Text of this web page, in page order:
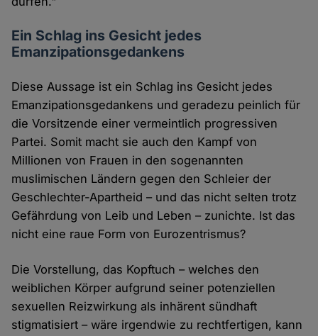
Ein Schlag ins Gesicht jedes
Emanzipationsgedankens
Diese Aussage ist ein Schlag ins Gesicht jedes
Emanzipationsgedankens und geradezu peinlich für
die Vorsitzende einer vermeintlich progressiven
Partei. Somit macht sie auch den Kampf von
Millionen von Frauen in den sogenannten
muslimischen Ländern gegen den Schleier der
Geschlechter-Apartheid – und das nicht selten trotz
Gefährdung von Leib und Leben – zunichte. Ist das
nicht eine raue Form von Eurozentrismus?
Die Vorstellung, das Kopftuch – welches den
weiblichen Körper aufgrund seiner potenziellen
sexuellen Reizwirkung als inhärent sündhaft
stigmatisiert – wäre irgendwie zu rechtfertigen, kann